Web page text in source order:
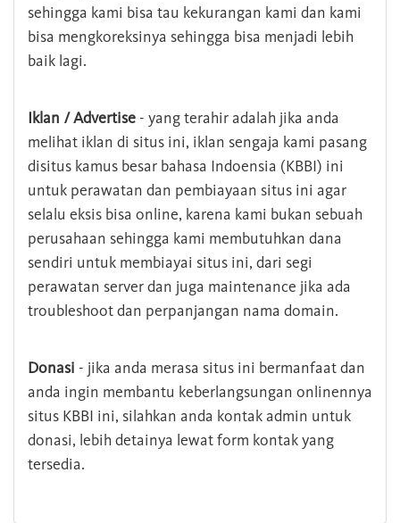
sehingga kami bisa tau kekurangan kami dan kami
bisa mengkoreksinya sehingga bisa menjadi lebih
baik lagi.
Iklan / Advertise - yang terahir adalah jika anda
melihat iklan di situs ini, iklan sengaja kami pasang
disitus kamus besar bahasa Indoensia (KBBI) ini
untuk perawatan dan pembiayaan situs ini agar
selalu eksis bisa online, karena kami bukan sebuah
perusahaan sehingga kami membutuhkan dana
sendiri untuk membiayai situs ini, dari segi
perawatan server dan juga maintenance jika ada
troubleshoot dan perpanjangan nama domain.
Donasi - jika anda merasa situs ini bermanfaat dan
anda ingin membantu keberlangsungan onlinennya
situs KBBI ini, silahkan anda kontak admin untuk
donasi, lebih detainya lewat form kontak yang
tersedia.